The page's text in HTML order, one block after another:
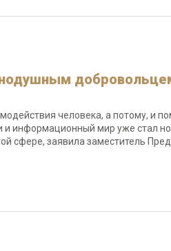
человека, а потому, и
информационный мир уже стал
сфере, заявила заместитель